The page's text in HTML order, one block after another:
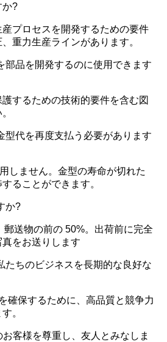
か?
プロセスを開発するための要件
重力生産ラインがあります。
部品を開発するのに使用できます
するための技術的要件を含む図
型代を再度支払う必要があります
しません。金型の寿命が切れた
ることができます。
か?
郵送物の前の 50%。出荷前に完全
をお送りします
たちのビジネスを長期的な良好な
確保するために、高品質と競争力
。
客様を尊重し、友人とみなしま